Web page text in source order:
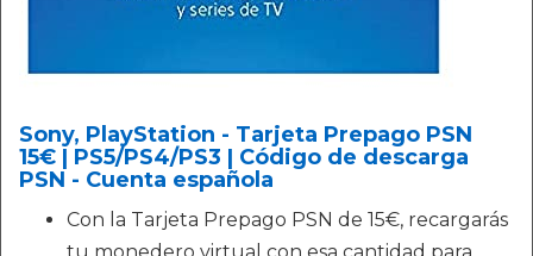
Sony, PlayStation - Tarjeta Prepago PSN
15€ | PS5/PS4/PS3 | Código de descarga
PSN - Cuenta española
Con la Tarjeta Prepago PSN de 15€, recargarás